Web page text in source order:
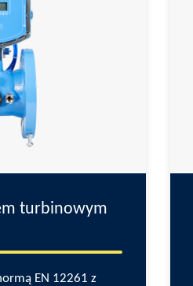
turbinowym
EN 12261 z